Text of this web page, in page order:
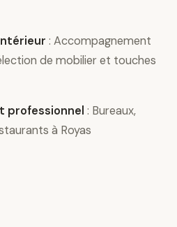
: Accompagnement
de mobilier et touches
professionnel : Bureaux,
à Royas